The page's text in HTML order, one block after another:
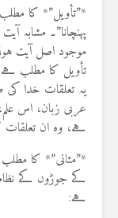
*”تأویل”* کا
پہنچانا”۔
موجود اصل آیت
تأویل کا مطلب
یہ تعلقات خدا
عربی زبان، اس
ہے، وہ ان
*”مثانی”* کا
کے جوڑوں کے
ہے: